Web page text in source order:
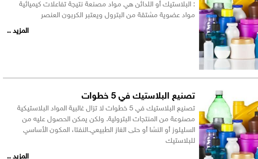
: البلاستيك أو اللدائن هي مواد مصنعة نتيجة تفاعلات كيميائية
مواد عضوية مشتقة من البترول ويعتبر الكربون العنصر
المزيد ..
تصنيع البلاستيك في 5 خطوات
تصنيع البلاستيك في 5 خطوات لا تزال غالبية المواد البلاستيكية
مصنوعة من المنتجات البترولية. ولكن يمكن الحصول عليه من
السليلوز أو النشا أو حتى الغاز الطبيعي.النفتا، المكون الأساسي
للبلاستيك
المزيد ..